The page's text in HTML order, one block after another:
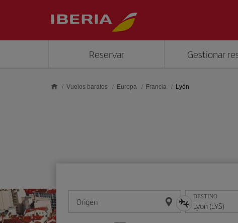
Reservar Gestionar
Vuelos baratos Europa Francia Lyón
Origen DESTINO